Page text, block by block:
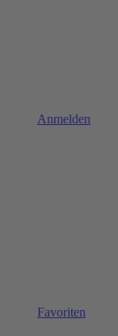
Anmelden
Favoriten